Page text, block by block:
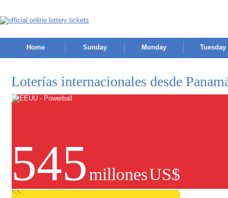
Home Sunday Monday Tuesday
Loterías internacionales desde
545millonesUS$